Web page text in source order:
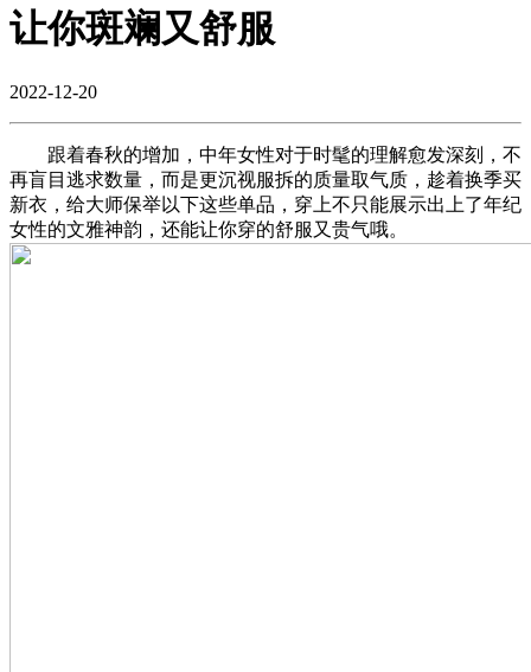
让你斑斓又舒服
2022-12-20
跟着春秋的增加，中年女性对于时髦的理解愈发深刻，不
再盲目逃求数量，而是更沉视服拆的质量取气质，趁着换季买
新衣，给大师保举以下这些单品，穿上不只能展示出上了年纪
女性的文雅神韵，还能让你穿的舒服又贵气哦。